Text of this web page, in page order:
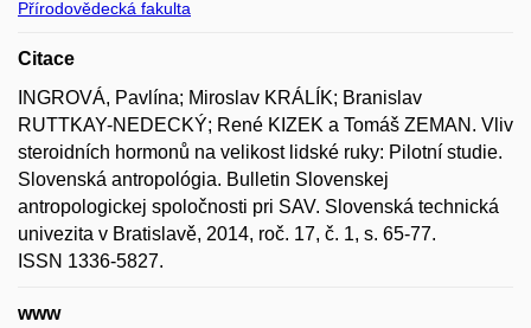
Přírodovědecká fakulta
Citace
INGROVÁ, Pavlína; Miroslav KRÁLÍK; Branislav
RUTTKAY-NEDECKÝ; René KIZEK a Tomáš ZEMAN. Vliv
steroidních hormonů na velikost lidské ruky: Pilotní studie.
Slovenská antropológia. Bulletin Slovenskej
antropologickej spoločnosti pri SAV. Slovenská technická
univezita v Bratislavě, 2014, roč. 17, č. 1, s. 65-77.
ISSN 1336-5827.
www